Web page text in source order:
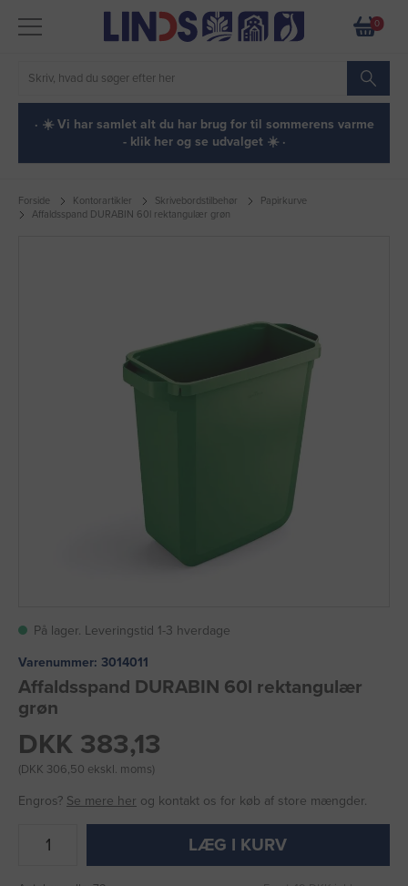
0
· ☀️ Vi har samlet alt du har brug for til sommerens varme
- klik her og se udvalget ☀️ ·
Forside Kontorartikler Skrivebordstilbehør
Papirkurve
Affaldsspand DURABIN 60l rektangulær grøn
På lager. Leveringstid 1-3 hverdage
Varenummer: 3014011
Affaldsspand DURABIN 60l rektangulær
grøn
DKK 383,13
(DKK 306,50 ekskl. moms)
Engros? Se mere her og kontakt os for køb af store mængder.
LÆG I KURV